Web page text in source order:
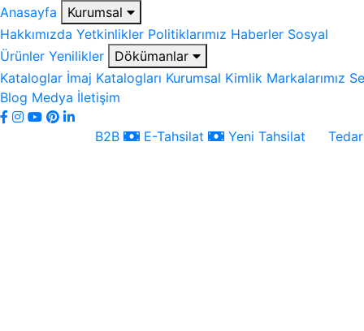
Anasayfa
Kurumsal
Hakkımızda Yetkinlikler Politiklarımız Haberler Sosyal
Ürünler Yenilikler
Dökümanlar
Kataloglar İmaj Katalogları Kurumsal Kimlik Markalarımız
Blog Medya İletişim
B2B E-Tahsilat Yeni Tahsilat